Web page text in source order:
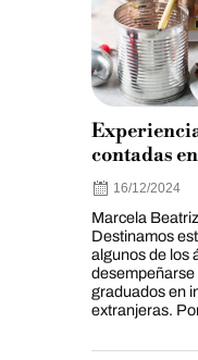
contadas
16/12/2024
Marcela
Destinamos
algunos de los
graduados en
extranjeras.